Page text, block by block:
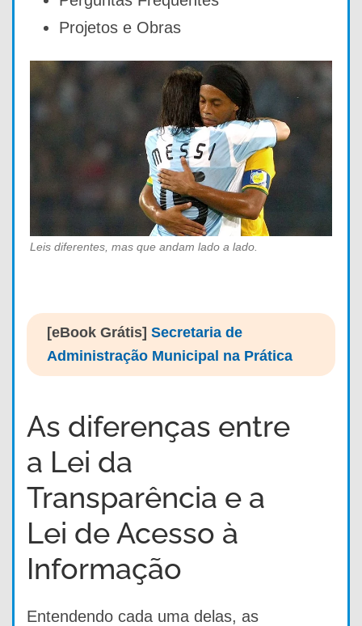
Projetos e Obras
Leis diferentes, mas que andam lado a lado.
[eBook Grátis] Secretaria de
Administração Municipal na Prática
As diferenças entre
a Lei da
Transparência e a
Lei de Acesso à
Informação
Entendendo cada uma delas, as